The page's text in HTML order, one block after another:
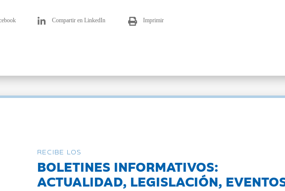
Compartir en LinkedIn Imprimir
RECIBE LOS
BOLETINES INFORMATIVOS:
ACTUALIDAD, LEGISLACIÓN,